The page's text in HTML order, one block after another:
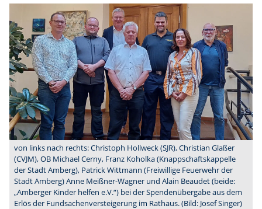
von links nach rechts: Christoph Hollweck (SJR), Christian Glaßer
(CVJM), OB Michael Cerny, Franz Koholka (Knappschaftskappelle
der Stadt Amberg), Patrick Wittmann (Freiwillige Feuerwehr der
Stadt Amberg) Anne Meißner-Wagner und Alain Beaudet (beide:
„Amberger Kinder helfen e.V.“) bei der Spendenübergabe aus dem
Erlös der Fundsachenversteigerung im Rathaus. (Bild: Josef Singer)